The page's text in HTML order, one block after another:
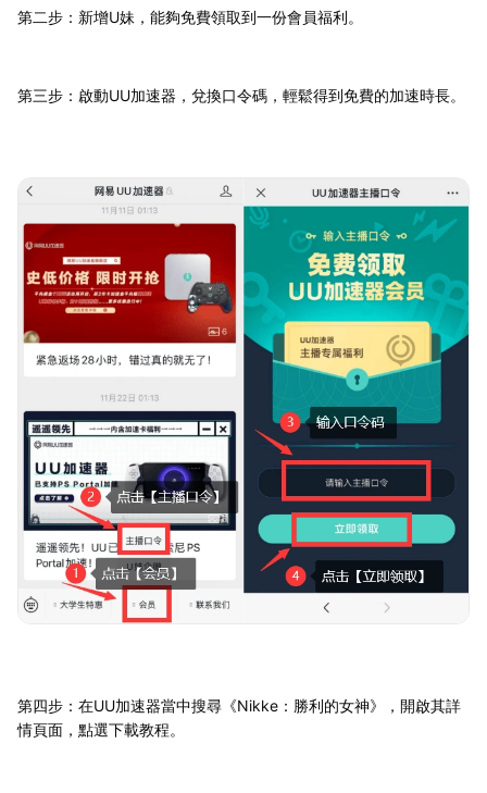
第二步：新增U妹，能夠免費領取到一份會員福利。
第三步：啟動UU加速器，兌換口令碼，輕鬆得到免費的加速時長。
第四步：在UU加速器當中搜尋《Nikke：勝利的女神》，開啟其詳
情頁面，點選下載教程。